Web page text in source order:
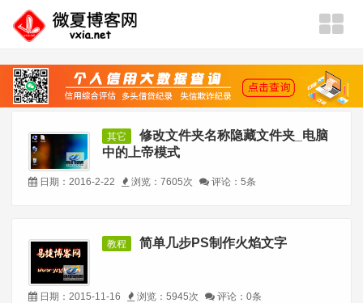
其它
修改文件夹名称隐藏文件夹_电脑
中的上帝模式
日期：2016-2-22 浏览：7605次 评论：5条
教程 简单几步PS制作火焰文字
日期：2015-11-16 浏览：5945次 评论：0条